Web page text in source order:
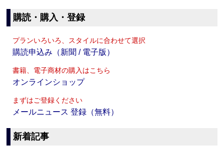
購読・購入・登録
プランいろいろ、スタイルに合わせて選択
購読申込み（新聞 / 電子版）
書籍、電子商材の購入はこちら
オンラインショップ
まずはご登録ください
メールニュース 登録（無料）
新着記事